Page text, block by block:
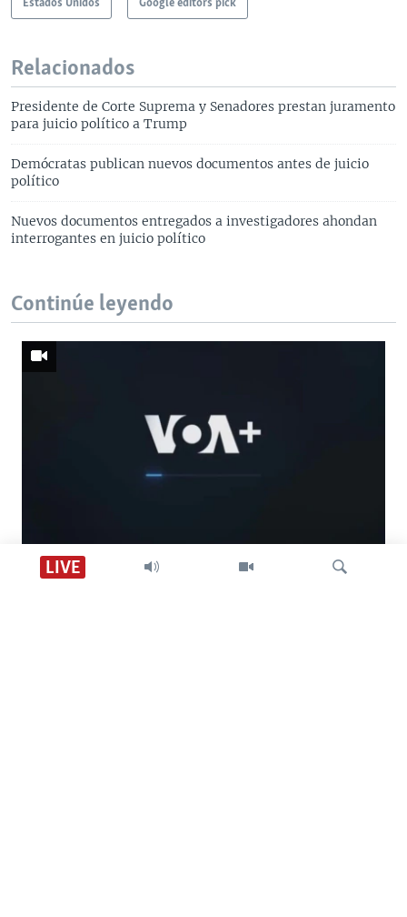
LIVE
Estados Unidos Google editors pick
Relacionados
Presidente de Corte Suprema y Senadores prestan juramento
para juicio político a Trump
Demócratas publican nuevos documentos antes de juicio
político
Nuevos documentos entregados a investigadores ahondan
interrogantes en juicio político
Continúe leyendo
Descarga VOA +